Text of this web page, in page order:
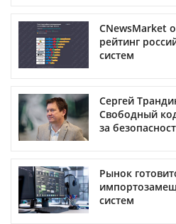
CNewsMarket
рейтинг
систем
Сергей
Свободный
за
Рынок
систем